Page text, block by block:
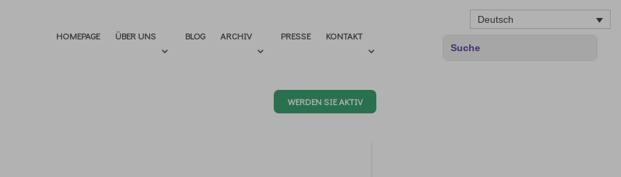
Deutsch
HOMEPAGE ÜBER UNS BLOG ARCHIV PRESSE KONTAKT
WERDEN SIE AKTIV